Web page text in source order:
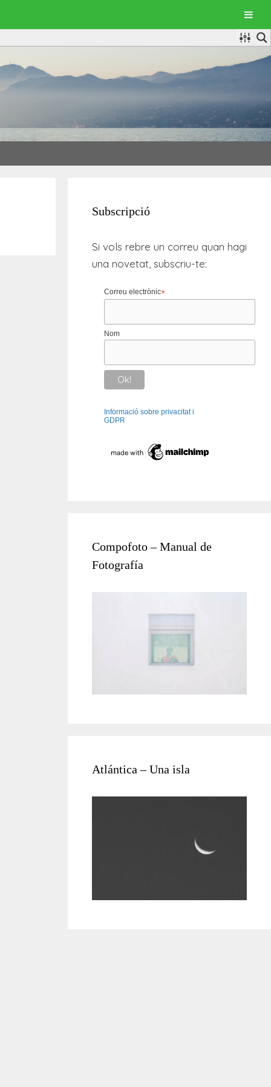
Subscripció
Si vols rebre un correu quan hagi
una novetat, subscriu-te:
Correu electrònic*
Nom
Informació sobre privacitat i
GDPR
Compofoto – Manual de
Fotografía
Atlántica – Una isla